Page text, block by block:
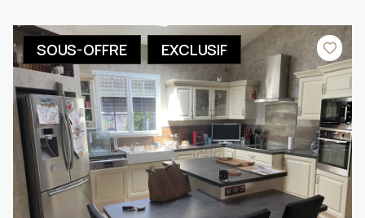
SOUS-OFFRE EXCLUSIF